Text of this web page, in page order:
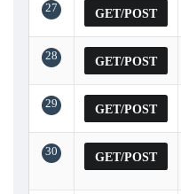
27 GET/POST
28 GET/POST
29 GET/POST
30 GET/POST